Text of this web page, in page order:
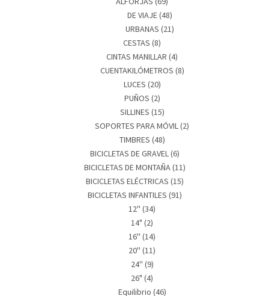
DE VIAJE(48)
URBANAS (21)
CESTAS (8)
CINTAS MANILLAR (4)
CUENTAKILÓMETROS (8)
LUCES (20)
PUÑOS (2)
SILLINES (15)
SOPORTES PARA MÓVIL(2)
TIMBRES (48)
BICICLETAS DE GRAVEL(6)
BICICLETAS DE MONTAÑA(11)
BICICLETAS ELÉCTRICAS (15)
BICICLETAS INFANTILES (91)
12'' (34)
14" (2)
16'' (14)
20'' (11)
24'' (9)
26" (4)
Equilibrio (46)